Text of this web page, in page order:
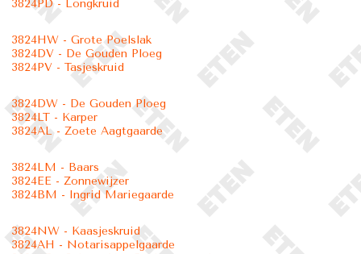
3824PD - Longkruid
3824HW - Grote Poelslak
3824DV - De Gouden Ploeg
3824PV - Tasjeskruid
3824DW - De Gouden Ploeg
3824LT - Karper
3824AL - Zoete Aagtgaarde
3824LM - Baars
3824EE - Zonnewijzer
3824BM - Ingrid Mariegaarde
3824NW - Kaasjeskruid
3824AH - Notarisappelgaarde